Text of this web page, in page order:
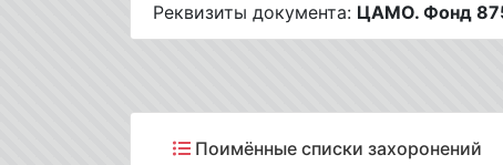
Реквизиты документа: ЦАМО. Фонд
Поимённые списки захоронений